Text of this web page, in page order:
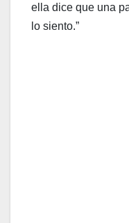
ella dice que una
lo siento.”